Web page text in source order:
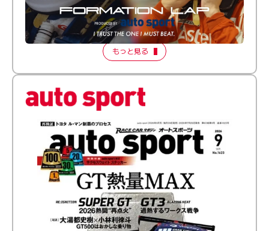
倒す相手を、信じてる。小林利徠斗 × 野村勇斗
【FORMATION LAP Produced by auto sport】
2026 Episode 2
もっと見る